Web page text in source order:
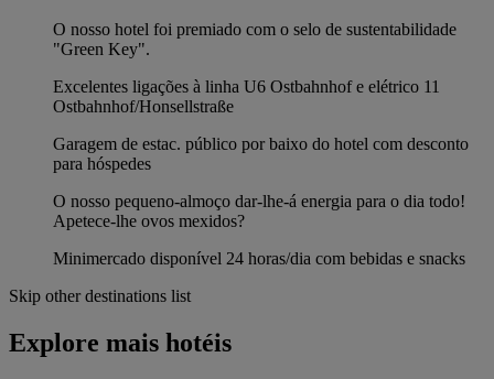
O nosso hotel foi premiado com o selo de sustentabilidade
"Green Key".
Excelentes ligações à linha U6 Ostbahnhof e elétrico 11
Ostbahnhof/Honsellstraße
Garagem de estac. público por baixo do hotel com desconto
para hóspedes
O nosso pequeno-almoço dar-lhe-á energia para o dia todo!
Apetece-lhe ovos mexidos?
Minimercado disponível 24 horas/dia com bebidas e snacks
Skip other destinations list
Explore mais hotéis